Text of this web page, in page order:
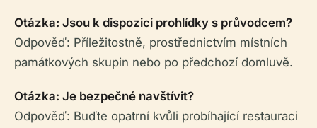
Otázka: Jsou k dispozici prohlídky s průvodcem?
Odpověď: Příležitostně, prostřednictvím místních
památkových skupin nebo po předchozí domluvě.
Otázka: Je bezpečné navštívit?
Odpověď: Buďte opatrní kvůli probíhající restauraci